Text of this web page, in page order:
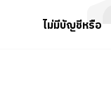
ไม่มีบัญชีหรือ